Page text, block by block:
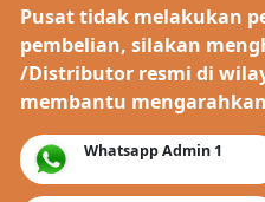
Pusat tidak melakukan
pembelian, silakan
/Distributor resmi di
membantu
Whatsapp Admin 1